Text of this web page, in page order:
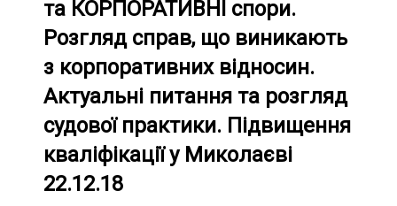
та КОРПОРАТИВНІ спори.
Розгляд справ, що виникають
з корпоративних відносин.
Актуальні питання та розгляд
судової практики. Підвищення
кваліфікації у Миколаєві
22.12.18